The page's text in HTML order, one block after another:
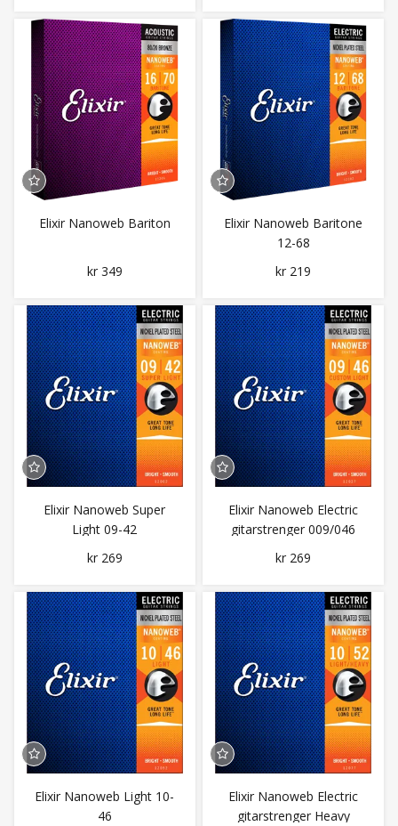
Elixir Nanoweb Bariton
kr 349
Elixir Nanoweb Baritone
12-68
kr 219
Elixir Nanoweb Super
Light 09-42
kr 269
Elixir Nanoweb Electric
gitarstrenger 009/046
kr 269
Elixir Nanoweb Light 10-
46
Elixir Nanoweb Electric
gitarstrenger Heavy